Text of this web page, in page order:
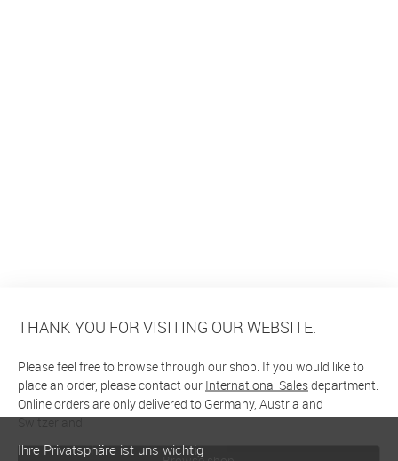
THANK YOU FOR VISITING OUR WEBSITE.
Please feel free to browse through our shop. If you would like to
place an order, please contact our International Salesdepartment.
Online orders are only delivered to Germany, Austria and
Switzerland
Ihre Privatsphäre ist uns wichtig